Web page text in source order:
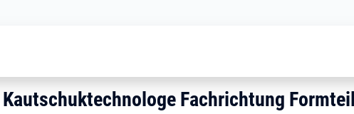
Kunststoff- und
KautschuktechnologeFachrichtung
Fachrichtung